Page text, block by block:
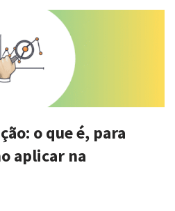
o que é, para
aplicar na